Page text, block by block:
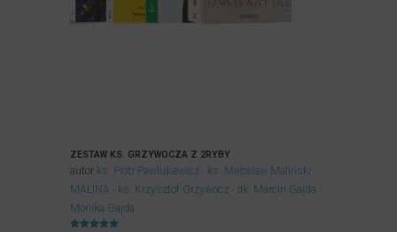
ZESTAW KS. GRZYWOCZA Z 2RYBY
autor ks. Piotr Pawlukiewicz
ks. Mirosław Maliński
MALINA
ks. Krzysztof Grzywocz
dk. Marcin Gajda
Monika Gajda